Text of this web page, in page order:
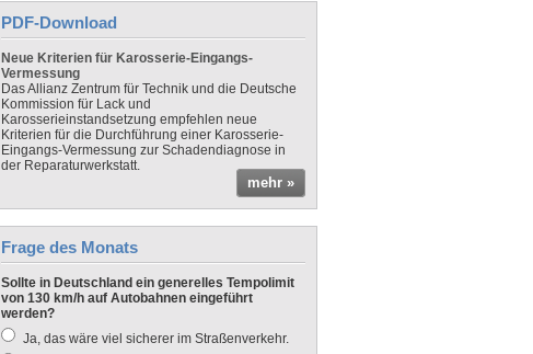
PDF-Download
Neue Kriterien für Karosserie-Eingangs-
Vermessung
Das Allianz Zentrum für Technik und die Deutsche
Kommission für Lack und
Karosserieinstandsetzung empfehlen neue
Kriterien für die Durchführung einer Karosserie-
Eingangs-Vermessung zur Schadendiagnose in
der Reparaturwerkstatt.
mehr »
Frage des Monats
Sollte in Deutschland ein generelles Tempolimit
von 130 km/h auf Autobahnen eingeführt
werden?
Ja, das wäre viel sicherer im Straßenverkehr.